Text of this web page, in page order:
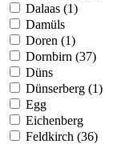
Dalaas (1)
Damüls
Doren (1)
Dornbirn (37)
Düns
Dünserberg (1)
Egg
Eichenberg
Feldkirch (36)